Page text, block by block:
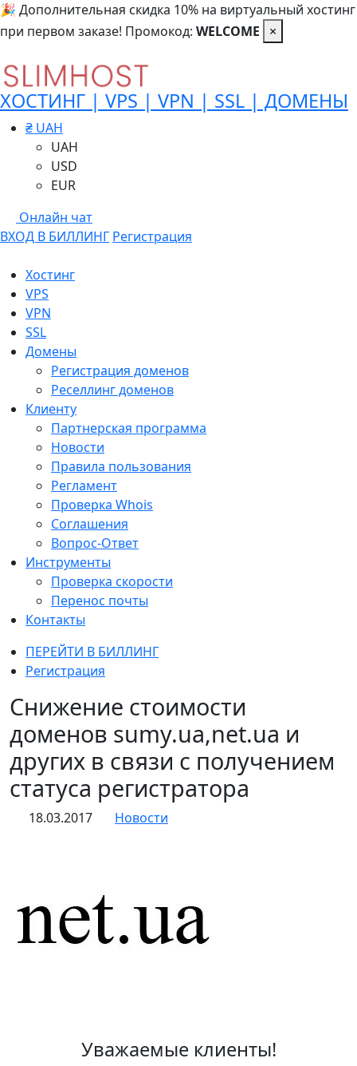
🎉 Дополнительная скидка 10% на виртуальный хостинг
при первом заказе! Промокод: WELCOME ×
ХОСТИНГ | VPS | VPN | SSL | ДОМЕНЫ
₴ UAH
UAH
USD
EUR
Онлайн чат
ВХОД В БИЛЛИНГ Регистрация
Хостинг
VPS
VPN
SSL
Домены
Регистрация доменов
Реселлинг доменов
Клиенту
Партнерская программа
Новости
Правила пользования
Регламент
Проверка Whois
Соглашения
Вопрос-Ответ
Инструменты
Проверка скорости
Перенос почты
Контакты
ПЕРЕЙТИ В БИЛЛИНГ
Регистрация
Снижение стоимости
доменов sumy.ua,net.ua и
других в связи с получением
статуса регистратора
18.03.2017 Новости
Уважаемые клиенты!